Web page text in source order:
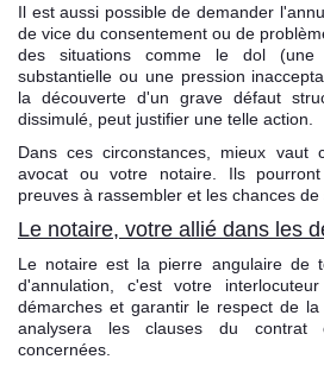
Il est aussi possible de demander
de vice du consentement ou de
des situations comme le dol (une
substantielle ou une pression
la découverte d'un grave défaut
dissimulé, peut justifier une telle action.
Dans ces circonstances, mieux vaut
avocat ou votre notaire. Ils
preuves à rassembler et les chances
Le notaire, votre allié dans les
Le notaire est la pierre angulaire de
d'annulation, c'est votre
démarches et garantir le respect de
analysera les clauses du contrat
concernées.